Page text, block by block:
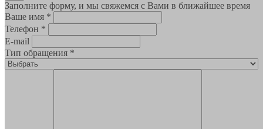
Заполните форму, и мы свяжемся с Вами в ближайшее время
Ваше имя *
Телефон *
E-mail
Тип обращения *